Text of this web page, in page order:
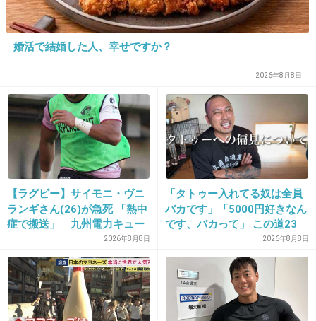
+10
18. 匿名 2014/09/13(土) 20:16:22
100年後の私へ
生まれ変わってるだろうな？
新しい私でも旦那と結婚したい
+29
婚活で結婚した人、幸せですか？
2026年8月8日
【ラグビー】サイモニ・ヴニ
ランギさん(26)が急死 「熱中
症で搬送」 九州電力キュー
デンヴォルテクスで練習中
2026年8月8日
「タトゥー入れてる奴は全員
バカです」「5000円好きなん
です、バカって」 この道23
年の彫り師YouTuberの動画
が話題
2026年8月8日